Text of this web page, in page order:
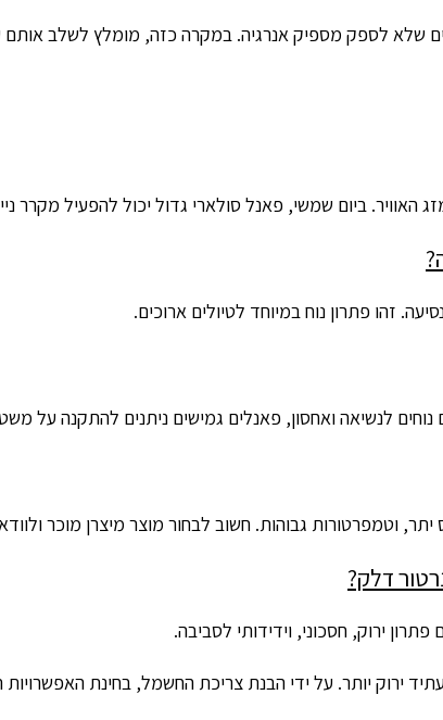
שלא לספק מספיק אנרגיה. במקרה כזה, מומלץ לשלב אותם
ביום שמשי, פאנל סולארי גדול יכול להפעיל מקרר
זהו פתרון נוח במיוחד לטיולים ארוכים.
לנשיאה ואחסון, פאנלים גמישים ניתנים להתקנה על
יתר, וטמפרטורות גבוהות. חשוב לבחור מוצר מיצרן מוכר
דלק?
ירוק, חסכוני, וידידותי לסביבה.
ירוק יותר. על ידי הבנת צריכת החשמל, בחינת